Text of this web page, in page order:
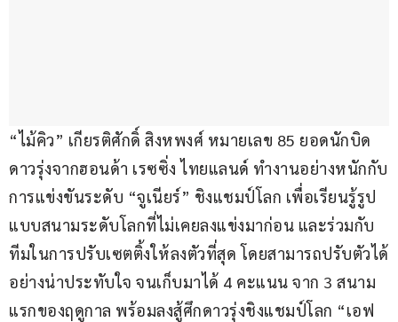
“ไม้คิว” เกียรติศักดิ์ สิงหพงศ์ หมายเลข 85 ยอดนักบิด
ดาวรุ่งจากฮอนด้า เรซซิ่ง ไทยแลนด์ ทำงานอย่างหนักกับ
การแข่งขันระดับ “จูเนียร์” ชิงแชมป์โลก เพื่อเรียนรู้รูป
แบบสนามระดับโลกที่ไม่เคยลงแข่งมาก่อน และร่วมกับ
ทีมในการปรับเซตติ้งให้ลงตัวที่สุด โดยสามารถปรับตัวได้
อย่างน่าประทับใจ จนเก็บมาได้ 4 คะแนน จาก 3 สนาม
แรกของฤดูกาล พร้อมลงสู้ศึกดาวรุ่งชิงแชมป์โลก “เอฟ